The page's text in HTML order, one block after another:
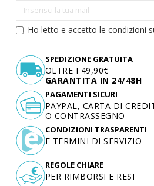
Ho letto e accetto le condizioni
SPEDIZIONE GRATUITA
OLTRE I 49,90€
GARANTITA IN 24/48H
PAGAMENTI SICURI
PAYPAL, CARTA DI
O CONTRASSEGNO
CONDIZIONI TRASPARENTI
E TERMINI DI SERVIZIO
REGOLE CHIARE
PER RIMBORSI E RESI